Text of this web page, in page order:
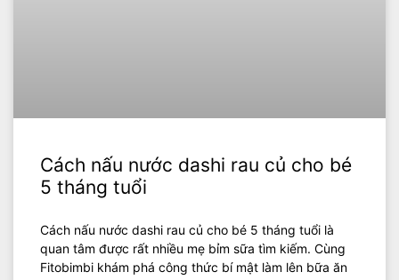
Cách nấu nước dashi rau củ cho bé
5 tháng tuổi
Cách nấu nước dashi rau củ cho bé 5 tháng tuổi là
quan tâm được rất nhiều mẹ bỉm sữa tìm kiếm. Cùng
Fitobimbi khám phá công thức bí mật làm lên bữa ăn